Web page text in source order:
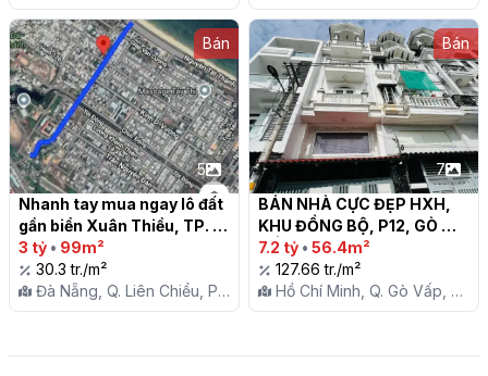
P. Long Trường
P. V
Bán
5
Nhanh tay mua ngay lô đất
gần biển Xuân Thiều, TP.
Đà Nẵng
3 tỷ • 99m²
30.3 tr./m²
Đà Nẵng, Q. Liên Chiểu, P.
Hòa Minh
Bán
7
BÁN NHÀ CỰC ĐẸP HXH,
KHU ĐỒNG BỘ, P12, GÒ
VẤP
7.2 tỷ • 56.4m²
127.66 tr./m²
Hồ Chí Minh, Q. Gò Vấp, P.
12